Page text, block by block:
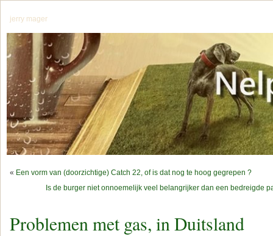
jerry mager
« Een vorm van (doorzichtige) Catch 22, of is dat nog te hoog gegrepen ?
Is de burger niet onnoemelijk veel belangrijker dan een bedreigde
Problemen met gas, in Duitsland